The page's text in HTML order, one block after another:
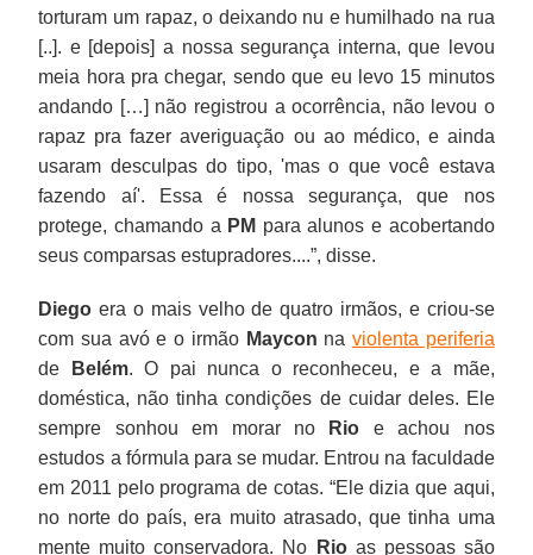
torturam um rapaz, o deixando nu e humilhado na rua
[..]. e [depois] a nossa segurança interna, que levou
meia hora pra chegar, sendo que eu levo 15 minutos
andando […] não registrou a ocorrência, não levou o
rapaz pra fazer averiguação ou ao médico, e ainda
usaram desculpas do tipo, 'mas o que você estava
fazendo aí'. Essa é nossa segurança, que nos
protege, chamando a PM para alunos e acobertando
seus comparsas estupradores....”, disse.
Diego era o mais velho de quatro irmãos, e criou-se
com sua avó e o irmão Maycon na violenta periferia
de
Belém. O pai nunca o reconheceu, e a mãe,
doméstica, não tinha condições de cuidar deles. Ele
sempre sonhou em morar no
Rio e achou nos
estudos a fórmula para se mudar. Entrou na faculdade
em 2011 pelo programa de cotas. “Ele dizia que aqui,
no norte do país, era muito atrasado, que tinha uma
mente muito conservadora. No
Rioas pessoas são